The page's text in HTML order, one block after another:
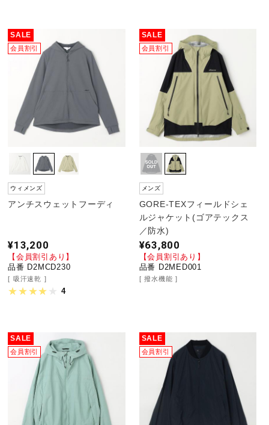
SALE
会員割引
ウィメンズ
アンチスウェットフーディ
¥13,200
【会員割引あり】
品番 D2MCD230
吸汗速乾
4
SALE
会員割引
メンズ
GORE-TEXフィールドシェ
ルジャケット(ゴアテックス
／防水)
¥63,800
【会員割引あり】
品番 D2MED001
撥水機能
SALE
会員割引
SALE
会員割引